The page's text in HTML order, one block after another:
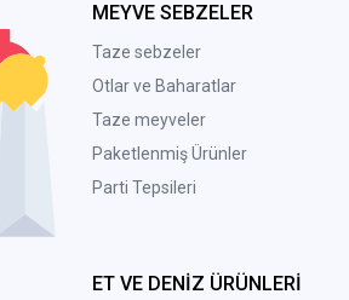
MEYVE SEBZELER
Taze sebzeler
Otlar ve Baharatlar
Taze meyveler
Paketlenmiş Ürünler
Parti Tepsileri
ET VE DENİZ ÜRÜNLERİ